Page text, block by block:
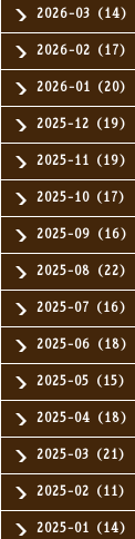
2026-03（14）
2026-02（17）
2026-01（20）
2025-12（19）
2025-11（19）
2025-10（17）
2025-09（16）
2025-08（22）
2025-07（16）
2025-06（18）
2025-05（15）
2025-04（18）
2025-03（21）
2025-02（11）
2025-01（14）